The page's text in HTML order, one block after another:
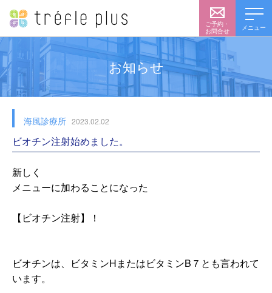
メニュー
ご予約・
お問合せ
お知らせ
海風診療所 2023.02.02
ビオチン注射始めました。
新しく
メニューに加わることになった
【ビオチン注射】！
ビオチンは、ビタミンHまたはビタミンB７とも言われて
います。